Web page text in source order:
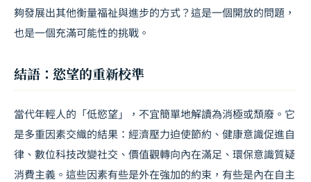
夠發展出其他衡量福祉與進步的方式？這是一個開放的問題，
也是一個充滿可能性的挑戰。
結語：慾望的重新校準
當代年輕人的「低慾望」，不宜簡單地解讀為消極或頹廢。它
是多重因素交織的結果：經濟壓力迫使節約、健康意識促進自
律、數位科技改變社交、價值觀轉向內在滿足、環保意識質疑
消費主義。這些因素有些是外在強加的約束，有些是內在自主